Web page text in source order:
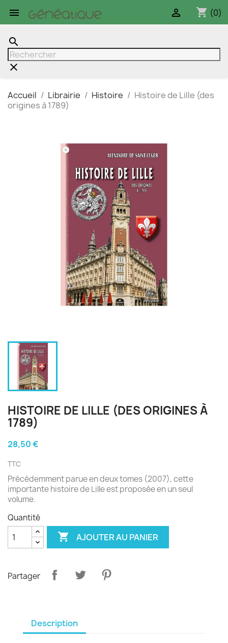
 shopping_cart (0)

search
clear
Accueil Librairie Histoire
Histoire de Lille (des
origines à 1789)
HISTOIRE DE LILLE (DES ORIGINES À
1789)
28,50 €
TTC
Précédemment parue en deux tomes (2007), cette
importante histoire de Lille est proposée en un seul
volume.
Quantité
 AJOUTER AU PANIER
Partager
Description